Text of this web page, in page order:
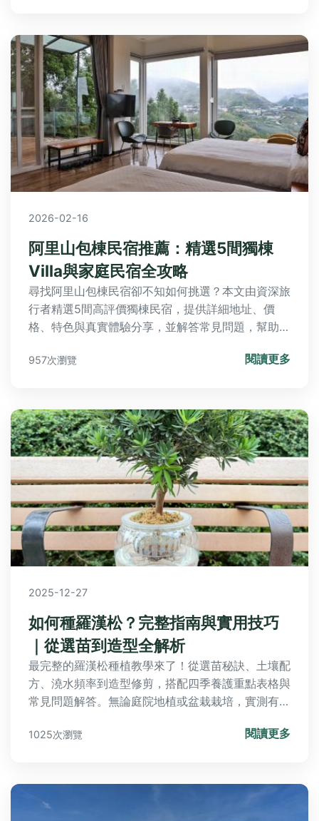
2026-02-16
阿里山包棟民宿推薦：精選5間獨棟
Villa與家庭民宿全攻略
尋找阿里山包棟民宿卻不知如何挑選？本文由資深旅
行者精選5間高評價獨棟民宿，提供詳細地址、價
格、特色與真實體驗分享，並解答常見問題，幫助您
與私密空間。
957次瀏覽 閱讀更多
2025-12-27
如何種羅漢松？完整指南與實用技巧
｜從選苗到造型全解析
最完整的羅漢松種植教學來了！從選苗秘訣、土壤配
方、澆水頻率到造型修剪，搭配四季養護重點表格與
常見問題解答。無論庭院地植或盆栽栽培，實測有效
輕鬆養出挺拔蒼勁的羅漢松。
1025次瀏覽 閱讀更多